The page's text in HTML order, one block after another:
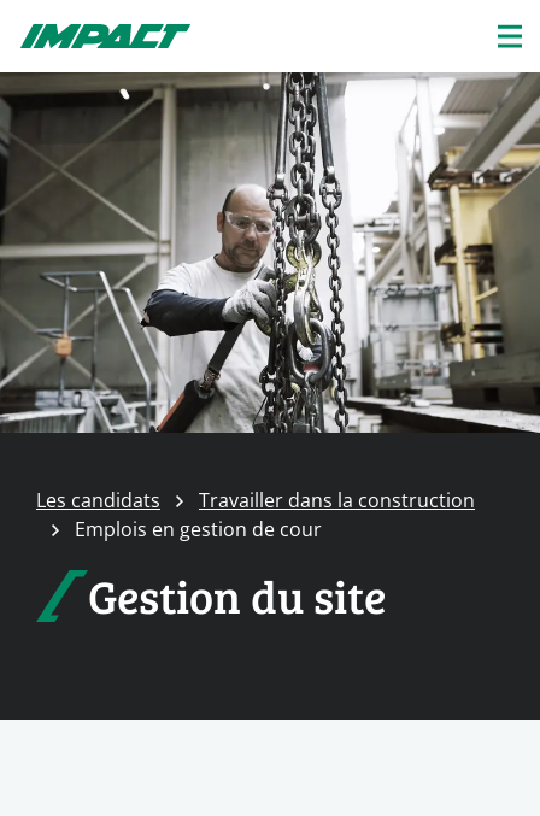
Les candidats
Travailler dans la construction
Emplois en gestion de cour
Gestion du site